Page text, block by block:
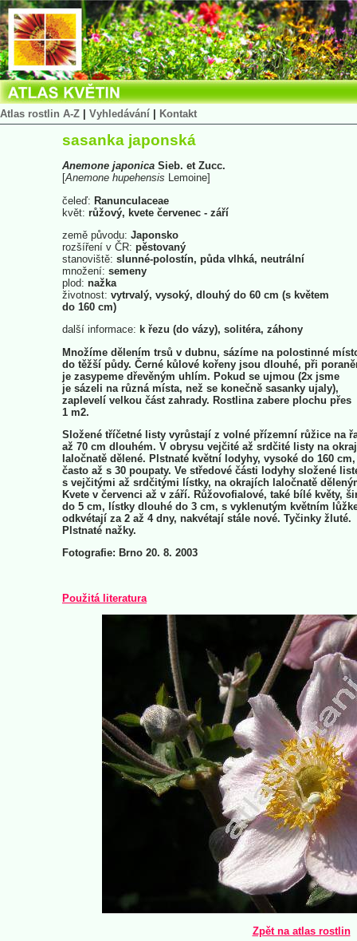
Atlas rostlin A-Z Vyhledávání Kontakt
sasanka japonská
Anemone japonica Sieb. et Zucc.
[Anemone hupehensis Lemoine]
čeleď: Ranunculaceae
květ: růžový, kvete červenec - září
země původu: Japonsko
rozšíření v ČR: pěstovaný
stanoviště: slunné-polostín, půda vlhká, neutrální
množení: semeny
plod: nažka
životnost: vytrvalý, vysoký, dlouhý do 60 cm (s květem
do 160 cm)
další informace: k řezu (do vázy), solitéra, záhony
Množíme dělením trsů v dubnu, sázíme na polostinné
do těžší půdy. Černé kůlové kořeny jsou dlouhé, při
je zasypeme dřevěným uhlím. Pokud se ujmou (2x jsme
je sázeli na různá místa, než se konečně sasanky ujaly),
zaplevelí velkou část zahrady. Rostlina zabere plochu přes
1 m2.
Složené tříčetné listy vyrůstají z volné přízemní růžice na
až 70 cm dlouhém. V obrysu vejčité až srdčité listy na
laločnatě dělené. Plstnaté květní lodyhy, vysoké do 160 cm,
často až s 30 poupaty. Ve středové části lodyhy složené
s vejčitými až srdčitými lístky, na okrajích laločnatě
Kvete v červenci až v září. Růžovofialové, také bílé květy,
do 5 cm, lístky dlouhé do 3 cm, s vyklenutým květním
odkvétají za 2 až 4 dny, nakvétají stále nové. Tyčinky žluté.
Plstnaté nažky.
Fotografie: Brno 20. 8. 2003
Použitá literatura
Zpět na atlas rostlin